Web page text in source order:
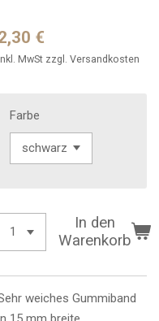
€
MwSt zzgl. Versandkosten
Farbe
In den
Warenkorb
weiches Gummiband